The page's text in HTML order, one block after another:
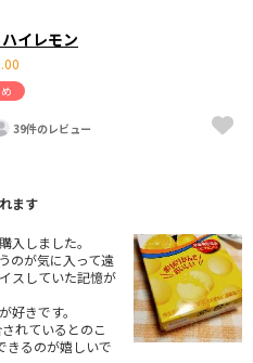
イレモン
39件のレビュー
ます
入しました。
のが気に入って遠
スしていた記憶が
好きです。
れているとのこ
きるのが嬉しいで